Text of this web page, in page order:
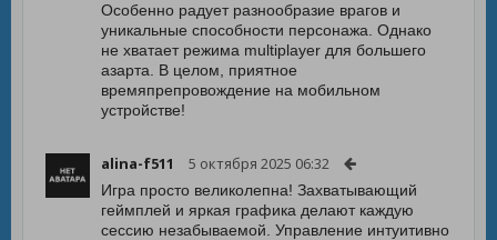
Особенно радует разнообразие врагов и
уникальные способности персонажа. Однако
не хватает режима multiplayer для большего
азарта. В целом, приятное
времяпрепровождение на мобильном
устройстве!
alina-f511 5 октября 2025 06:32
Игра просто великолепна! Захватывающий
геймплей и яркая графика делают каждую
сессию незабываемой. Управление интуитивно